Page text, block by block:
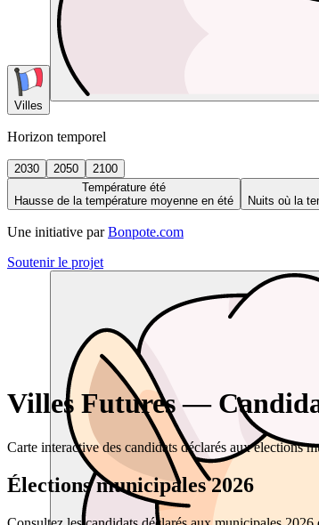
Villes
Horizon temporel
2030 2050
2100
Température été
Hausse de la température moyenne en été
Nuits où la
Une initiative par Bonpote.com
Soutenir le projet
Villes Futures —
Carte interactive des candidats déclarés aux élections
Élections municipales 2026